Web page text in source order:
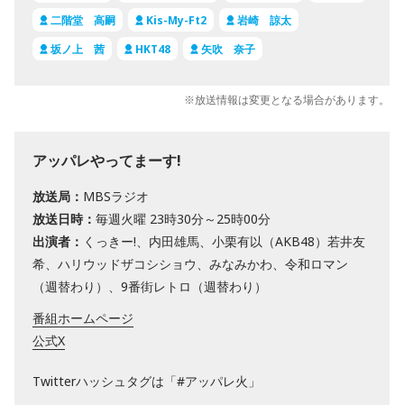
二階堂 高嗣
Kis-My-Ft2
岩崎 諒太
坂ノ上 茜
HKT48 矢吹 奈子
※放送情報は変更となる場合があります。
アッパレやってまーす!
放送局： MBSラジオ
放送日時： 毎週火曜 23時30分～25時00分
出演者： くっきー!、内田雄馬、小栗有以（AKB48）若井友
希、ハリウッドザコシショウ、みなみかわ、令和ロマン
（週替わり）、9番街レトロ（週替わり）
番組ホームページ
公式X
Twitterハッシュタグは「#アッパレ火」